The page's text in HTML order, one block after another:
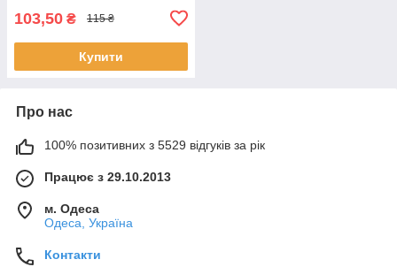
103,50 ₴ 115 ₴
Купити
Про нас
100% позитивних з 5529 відгуків за рік
Працює з 29.10.2013
м. Одеса
Одеса, Україна
Контакти